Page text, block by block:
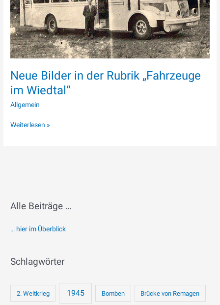
Neue Bilder in der Rubrik „Fahrzeuge
im Wiedtal“
Allgemein
„Fahrzeuge
im
Wiedtal“
Weiterlesen »
Alle Beiträge …
… hier im Überblick
Schlagwörter
2. Weltkrieg 1945 Bomben Brücke von Remagen